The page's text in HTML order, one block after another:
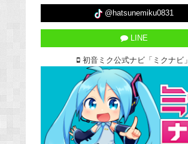
@hatsunemiku0831
LINE
初音ミク公式ナビ「ミクナビ」